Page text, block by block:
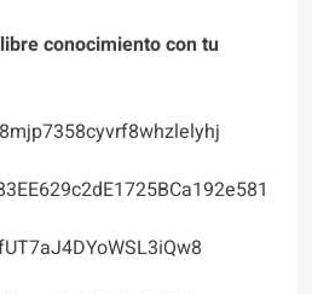
conocimiento con tu